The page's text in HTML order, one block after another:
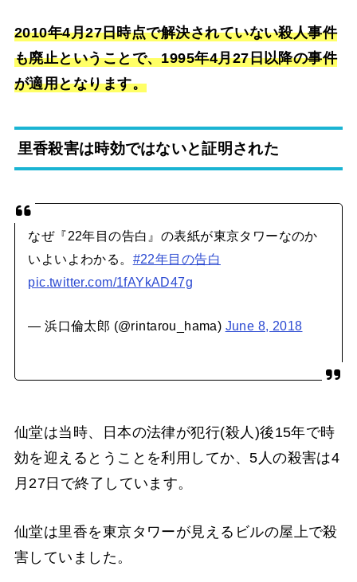
2010年4月27日時点で解決されていない殺人事件
も廃止ということで、1995年4月27日以降の事件
が適用となります。
里香殺害は時効ではないと証明された
なぜ『22年目の告白』の表紙が東京タワーなのか
いよいよわかる。 #22年目の告白
pic.twitter.com/1fAYkAD47g
— 浜口倫太郎 (@rintarou_hama) June 8, 2018
仙堂は当時、日本の法律が犯行(殺人)後15年で時
効を迎えるとうことを利用してか、5人の殺害は4
月27日で終了しています。
仙堂は里香を東京タワーが見えるビルの屋上で殺
害していました。